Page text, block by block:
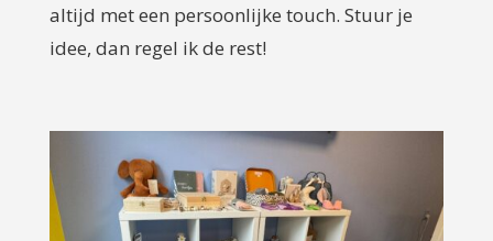
altijd met een persoonlijke touch. Stuur je
idee, dan regel ik de rest!